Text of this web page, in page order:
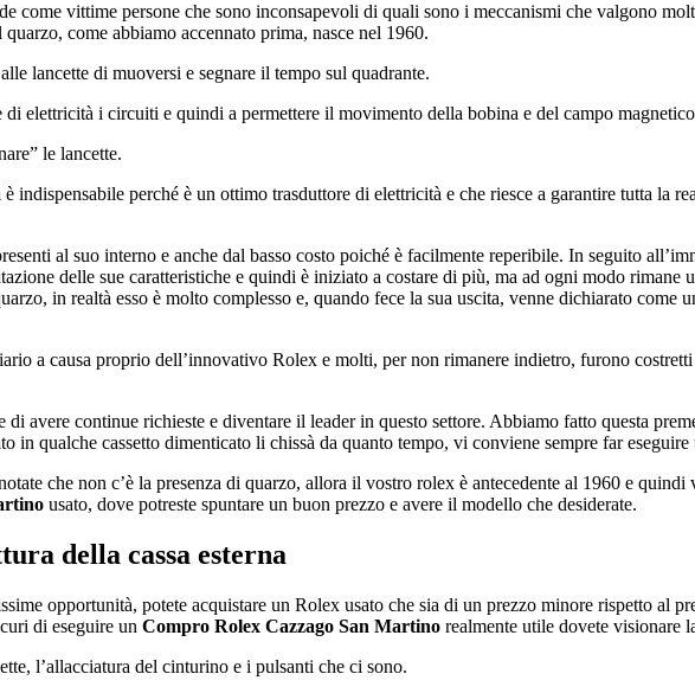
come vittime persone che sono inconsapevoli di quali sono i meccanismi che valgono
come abbiamo accennato prima, nasce nel 1960.
lancette di muoversi e segnare il tempo sul quadrante.
elettricità i circuiti e quindi a permettere il movimento della bobina e del campo
le lancette.
indispensabile perché è un ottimo trasduttore di elettricità e che riesce a garantire tutta la
al suo interno e anche dal basso costo poiché è facilmente reperibile. In seguito
delle sue caratteristiche e quindi è iniziato a costare di più, ma ad ogni modo rimane
in realtà esso è molto complesso e, quando fece la sua uscita, venne dichiarato come
a causa proprio dell’innovativo Rolex e molti, per non rimanere indietro, furono
avere continue richieste e diventare il leader in questo settore. Abbiamo fatto questa
qualche cassetto dimenticato li chissà da quanto tempo, vi conviene sempre far eseguire
che non c’è la presenza di quarzo, allora il vostro rolex è antecedente al 1960 e
usato, dove potreste spuntare un buon prezzo e avere il modello che desiderate.
della cassa esterna
opportunità, potete acquistare un Rolex usato che sia di un prezzo minore rispetto al
di eseguire un Compro Rolex Cazzago San Martino realmente utile dovete visionare
l’allacciatura del cinturino e i pulsanti che ci sono.